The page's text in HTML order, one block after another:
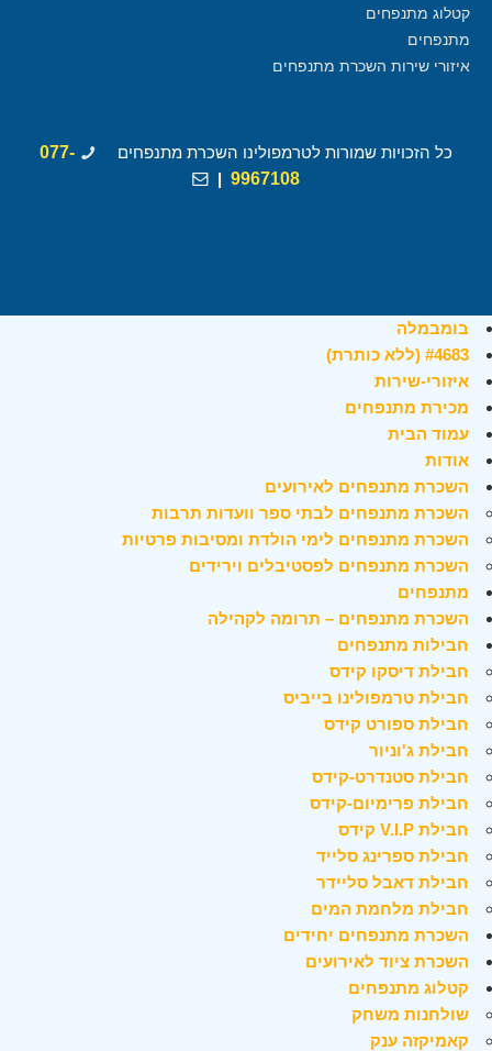
קטלוג מתנפחים
מתנפחים
איזורי שירות השכרת מתנפחים
כל הזכויות שמורות לטרמפולינו השכרת מתנפחים
077-
9967108
|
בומבמלה
#4683 (ללא כותרת)
איזורי-שירות
מכירת מתנפחים
עמוד הבית
אודות
השכרת מתנפחים לאירועים
השכרת מתנפחים לבתי ספר וועדות תרבות
השכרת מתנפחים לימי הולדת ומסיבות פרטיות
השכרת מתנפחים לפסטיבלים וירידים
מתנפחים
השכרת מתנפחים – תרומה לקהילה
חבילות מתנפחים
חבילת דיסקו קידס
חבילת טרמפולינו בייביס
חבילת ספורט קידס
חבילת ג'וניור
חבילת סטנדרט-קידס
חבילת פרימיום-קידס
חבילת V.I.P קידס
חבילת ספרינג סלייד
חבילת דאבל סליידר
חבילת מלחמת המים
השכרת מתנפחים יחידים
השכרת ציוד לאירועים
קטלוג מתנפחים
שולחנות משחק
קאמיקזה ענק